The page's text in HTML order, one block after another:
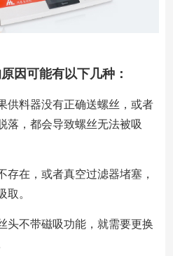
因可能有以下几种：
供料器没有正确送螺丝，或者
落，都会导致螺丝无法被吸
存在，或者真空过滤器堵塞，
取。
头不带磁吸功能，就需要更换